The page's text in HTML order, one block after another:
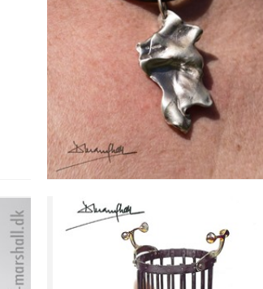
PHIL ET STORT
HALSSMYKKE I SØLV, SA
Se detajler